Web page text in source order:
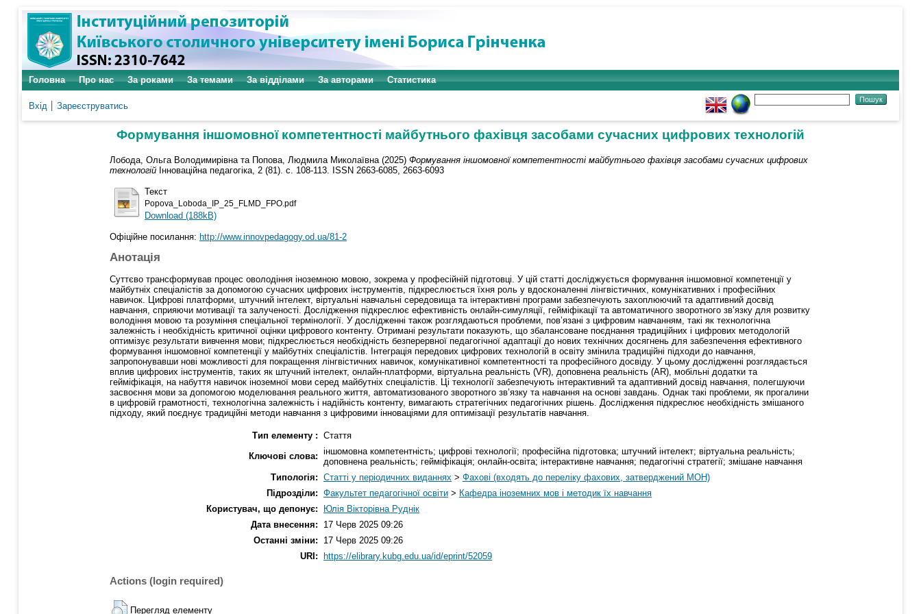
Головна Про нас За роками За темами За відділами За авторами Статистика
Вхід Зареєструватись
Формування іншомовної компетентності майбутнього фахівця засобами сучасних цифрових технологій
Лобода, Ольга Володимирівна та Попова, Людмила Миколаївна (2025) Формування іншомовної компетентності майбутнього фахівця засобами сучасних цифрових
технологій Інноваційна педагогіка, 2 (81). с. 108-113. ISSN 2663-6085, 2663-6093
Текст
Popova_Loboda_IP_25_FLMD_FPO.pdf
Download (188kB)
Офіційне посилання: http://www.innovpedagogy.od.ua/81-2
Анотація
Суттєво трансформував процес оволодіння іноземною мовою, зокрема у професійній підготовці. У цій статті досліджується формування іншомовної компетенції у
майбутніх спеціалістів за допомогою сучасних цифрових інструментів, підкреслюється їхня роль у вдосконаленні лінгвістичних, комунікативних і професійних
навичок. Цифрові платформи, штучний інтелект, віртуальні навчальні середовища та інтерактивні програми забезпечують захоплюючий та адаптивний досвід
навчання, сприяючи мотивації та залученості. Дослідження підкреслює ефективність онлайн-симуляції, гейміфікації та автоматичного зворотного зв’язку для розвитку
володіння мовою та розуміння спеціальної термінології. У дослідженні також розглядаються проблеми, пов’язані з цифровим навчанням, такі як технологічна
залежність і необхідність критичної оцінки цифрового контенту. Отримані результати показують, що збалансоване поєднання традиційних і цифрових методологій
оптимізує результати вивчення мови; підкреслюється необхідність безперервної педагогічної адаптації до нових технічних досягнень для забезпечення ефективного
формування іншомовної компетенції у майбутніх спеціалістів. Інтеграція передових цифрових технологій в освіту змінила традиційні підходи до навчання,
запропонувавши нові можливості для покращення лінгвістичних навичок, комунікативної компетентності та професійного досвіду. У цьому дослідженні розглядається
вплив цифрових інструментів, таких як штучний інтелект, онлайн-платформи, віртуальна реальність (VR), доповнена реальність (AR), мобільні додатки та
гейміфікація, на набуття навичок іноземної мови серед майбутніх спеціалістів. Ці технології забезпечують інтерактивний та адаптивний досвід навчання, полегшуючи
засвоєння мови за допомогою моделювання реального життя, автоматизованого зворотного зв’язку та навчання на основі завдань. Однак такі проблеми, як прогалини
в цифровій грамотності, технологічна залежність і надійність контенту, вимагають стратегічних педагогічних рішень. Дослідження підкреслює необхідність змішаного
підходу, який поєднує традиційні методи навчання з цифровими інноваціями для оптимізації результатів навчання.
Тип елементу : Стаття
Ключові слова: іншомовна компетентність; цифрові технології; професійна підготовка; штучний інтелект; віртуальна реальність;
доповнена реальність; гейміфікація; онлайн-освіта; інтерактивне навчання; педагогічні стратегії; змішане навчання
Типологія: Статті у періодичних виданнях > Фахові (входять до переліку фахових, затверджений МОН)
Підрозділи: Факультет педагогічної освіти > Кафедра іноземних мов і методик їх навчання
Користувач, що депонує:
Юлія Вікторівна Руднік
Дата внесення:
17 Черв 2025 09:26
Останні зміни:
17 Черв 2025 09:26
URI:
https://elibrary.kubg.edu.ua/id/eprint/52059
Actions (login required)
Перегляд елементу